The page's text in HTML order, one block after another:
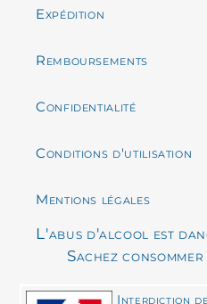
Expédition
Remboursements
Confidentialité
Conditions d'utilisation
Mentions légales
L'abus d'alcool est
Sachez
Interdiction